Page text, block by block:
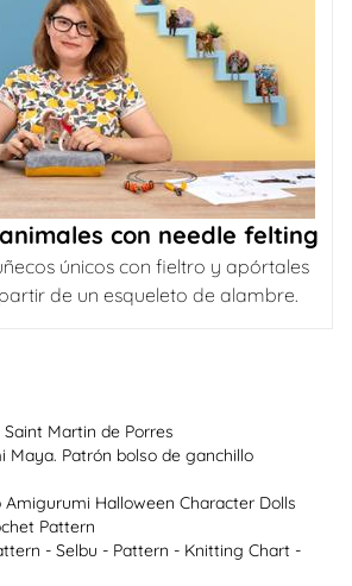
con needle felting
únicos con fieltro y apórtales
de un esqueleto de alambre.
Martin de Porres
Maya. Patrón bolso de ganchillo
Amigurumi Halloween Character Dolls
Pattern
- Selbu - Pattern - Knitting Chart -